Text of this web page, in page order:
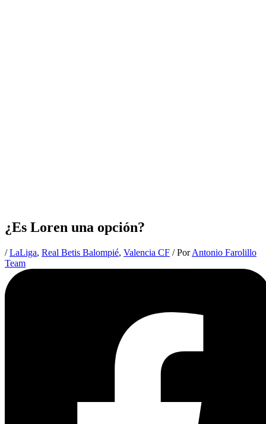
¿Es Loren una opción?
/LaLiga, Real Betis Balompié, Valencia CF / PorAntonio Farolillo
Team